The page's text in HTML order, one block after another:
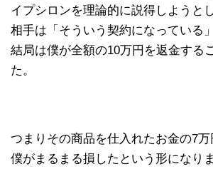
イプシロンを理論的に説得しようと
相手は「そういう契約になっている
結局は僕が全額の10万円を返金する
た。
つまりその商品を仕入れたお金の7万
僕がまるまる損したという形になりま